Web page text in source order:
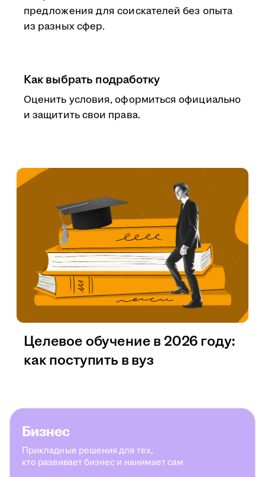
предложения для соискателей без опыта
из разных сфер.
Как выбрать подработку
Оценить условия, оформиться официально
и защитить свои права.
Целевое обучение в 2026 году:
как поступить в вуз
Бизнес
Прикладные решения для тех,
кто развивает бизнес и нанимает сам